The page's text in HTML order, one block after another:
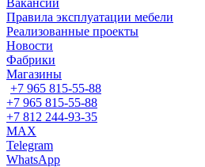
Вакансии
Правила эксплуатации мебели
Реализованные проекты
Новости
Фабрики
Магазины
+7 965 815-55-88
+7 965 815-55-88
+7 812 244-93-35
MAX
Telegram
WhatsApp